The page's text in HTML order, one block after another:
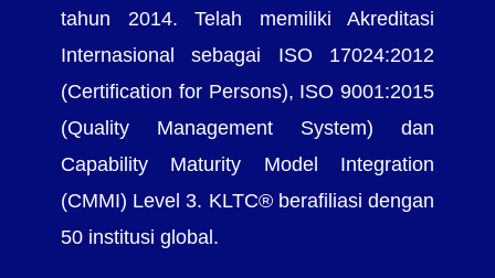
tahun 2014. Telah memiliki Akreditasi
Internasional sebagai ISO 17024:2012
(Certification for Persons), ISO 9001:2015
(Quality Management System) dan
Capability Maturity Model Integration
(CMMI) Level 3. KLTC® berafiliasi dengan
50 institusi global.